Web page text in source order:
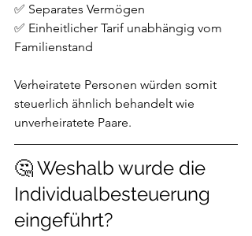
✅ Separates Vermögen
✅ Einheitlicher Tarif unabhängig vom
Familienstand
Verheiratete Personen würden somit
steuerlich ähnlich behandelt wie
unverheiratete Paare.
🤔 Weshalb wurde die
Individualbesteuerung
eingeführt?